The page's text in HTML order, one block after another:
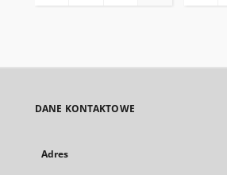
DANE KONTAKTOWE
Adres